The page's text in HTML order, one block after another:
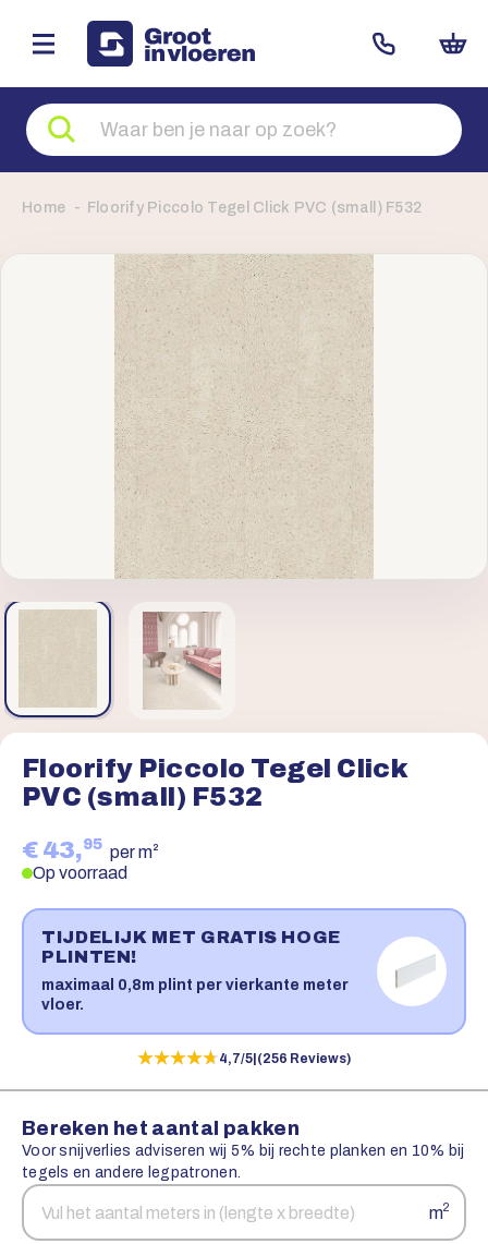
Zoeken
naar
producten
Home Floorify Piccolo Tegel Click PVC (small) F532
Floorify Piccolo Tegel Click
PVC (small) F532
€ 43,95 per m²
Op voorraad
TIJDELIJK MET GRATIS HOGE
PLINTEN!
maximaal 0,8m plint per vierkante meter
vloer.
★★★★★
★★★★★4,7/5 (256 Reviews)
Bereken het aantal pakken
Voor snijverlies adviseren wij 5% bij rechte planken en 10% bij
tegels en andere legpatronen.
Aantal
vierkante
m2
Snijverlies